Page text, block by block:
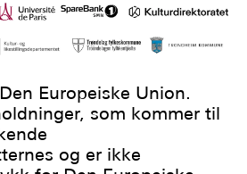
Europeiske Union.
som kommer til
og er ikke